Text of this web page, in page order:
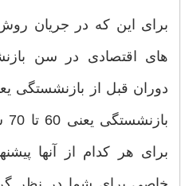
برای این که در جریان
های اقتصادی در سن
برای هر کدام از آنها